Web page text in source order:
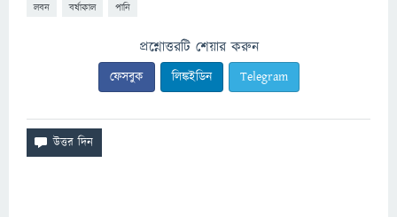
লবন বর্ষাকাল পানি
প্রশ্নোত্তরটি শেয়ার করুন
ফেসবুক লিঙ্কইডিন Telegram